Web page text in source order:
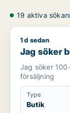
19 aktiva
Jag söker
1 d sedan
Jag söker
Jag söker
försäljning
Type
Butik